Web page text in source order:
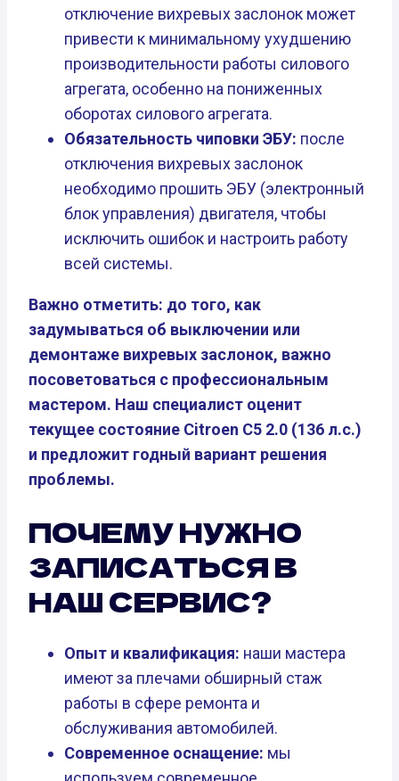
отключение вихревых заслонок может
привести к минимальному ухудшению
производительности работы силового
агрегата, особенно на пониженных
оборотах силового агрегата.
Обязательность чиповки ЭБУ: после
отключения вихревых заслонок
необходимо прошить ЭБУ (электронный
блок управления) двигателя, чтобы
исключить ошибок и настроить работу
всей системы.
Важно отметить: до того, как
задумываться об выключении или
демонтаже вихревых заслонок, важно
посоветоваться с профессиональным
мастером. Наш специалист оценит
текущее состояние Citroen C5 2.0 (136 л.с.)
и предложит годный вариант решения
проблемы.
ПОЧЕМУ НУЖНО
ЗАПИСАТЬСЯ В
НАШ СЕРВИС?
Опыт и квалификация: наши мастера
имеют за плечами обширный стаж
работы в сфере ремонта и
обслуживания автомобилей.
Современное оснащение: мы